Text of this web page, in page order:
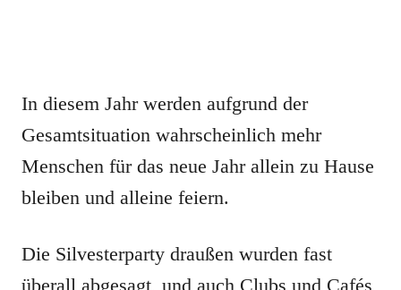
In diesem Jahr werden aufgrund der
Gesamtsituation wahrscheinlich mehr
Menschen für das neue Jahr allein zu Hause
bleiben und alleine feiern.
Die Silvesterparty draußen wurden fast
überall abgesagt, und auch Clubs und Cafés